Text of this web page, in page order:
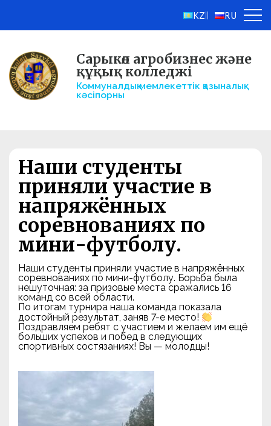
KZ RU
Сарыкөл агробизнес және
құқық колледжі
Коммуналдық мемлекеттік қазыналық
кәсіпорны
Наши студенты
приняли участие в
напряжённых
соревнованиях по
мини-футболу.
Наши студенты приняли участие в напряжённых
соревнованиях по мини-футболу. Борьба была
нешуточная: за призовые места сражались 16
команд со всей области.
По итогам турнира наша команда показала
достойный результат, заняв 7-е место!
Поздравляем ребят с участием и желаем им ещё
больших успехов и побед в следующих
спортивных состязаниях! Вы — молодцы!